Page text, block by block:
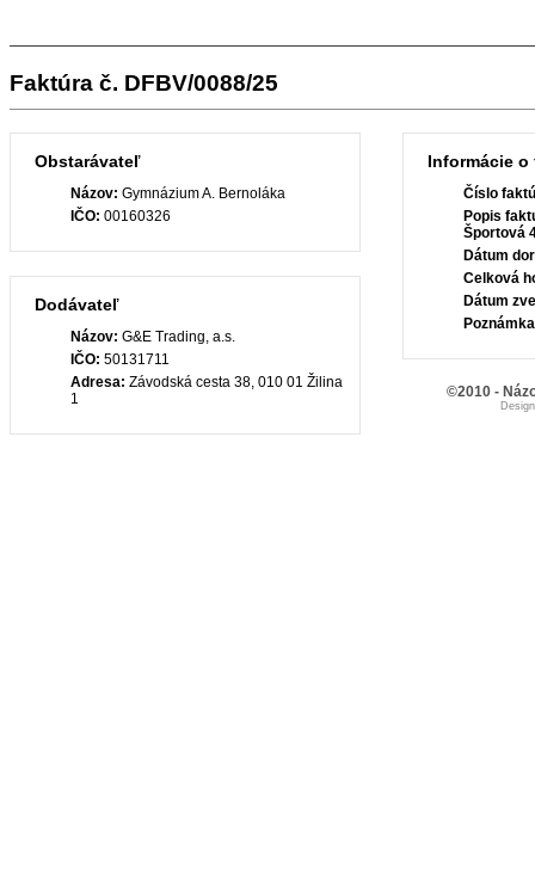
Faktúra č. DFBV/0088/25
Obstarávateľ
Názov: Gymnázium A. Bernoláka
IČO: 00160326
Dodávateľ
Názov: G&E Trading, a.s.
IČO: 50131711
Adresa: Závodská cesta 38, 010 01 Žilina
1
Informácie o
Číslo
Popis
Športová
Dátum
Celková
Dátum
©2010 -